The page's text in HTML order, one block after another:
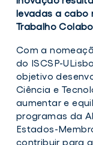
NATO
ET-
201
levadas a cabo
Trabalho
Com a
do ISCSP-
objetivo
Ciência e
aumentar e
programas da
Estados-
contribuir para